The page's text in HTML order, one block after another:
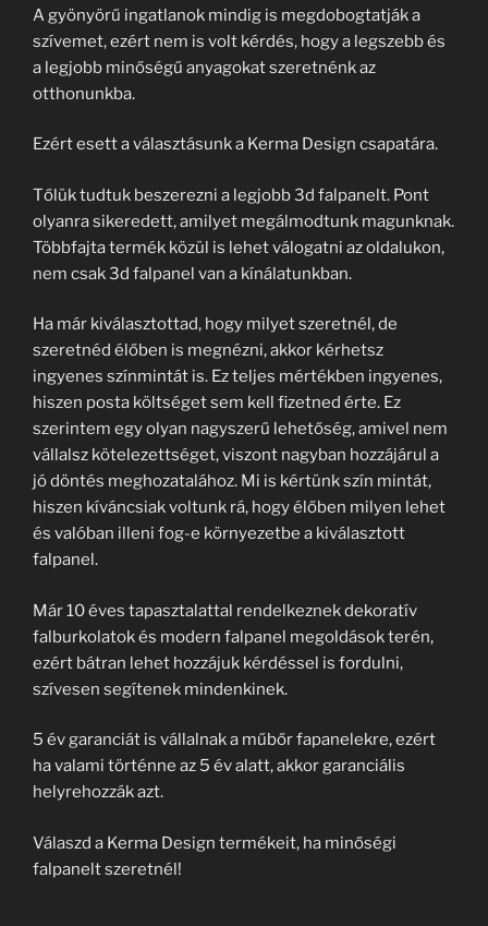
A gyönyörű ingatlanok mindig is megdobogtatják a
szívemet, ezért nem is volt kérdés, hogy a legszebb és
a legjobb minőségű anyagokat szeretnénk az
otthonunkba.
Ezért esett a választásunk a Kerma Design csapatára.
Tőlük tudtuk beszerezni a legjobb 3d falpanelt. Pont
olyanra sikeredett, amilyet megálmodtunk magunknak.
Többfajta termék közül is lehet válogatni az oldalukon,
nem csak 3d falpanel van a kínálatunkban.
Ha már kiválasztottad, hogy milyet szeretnél, de
szeretnéd élőben is megnézni, akkor kérhetsz
ingyenes színmintát is. Ez teljes mértékben ingyenes,
hiszen posta költséget sem kell fizetned érte. Ez
szerintem egy olyan nagyszerű lehetőség, amivel nem
vállalsz kötelezettséget, viszont nagyban hozzájárul a
jó döntés meghozatalához. Mi is kértünk szín mintát,
hiszen kíváncsiak voltunk rá, hogy élőben milyen lehet
és valóban illeni fog-e környezetbe a kiválasztott
falpanel.
Már 10 éves tapasztalattal rendelkeznek dekoratív
falburkolatok és modern falpanel megoldások terén,
ezért bátran lehet hozzájuk kérdéssel is fordulni,
szívesen segítenek mindenkinek.
5 év garanciát is vállalnak a műbőr fapanelekre, ezért
ha valami történne az 5 év alatt, akkor garanciális
helyrehozzák azt.
Válaszd a Kerma Design termékeit, ha minőségi
falpanelt szeretnél!